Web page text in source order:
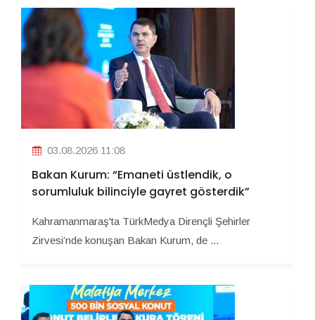
03.08.2026 11:08
Bakan Kurum: “Emaneti üstlendik, o
sorumluluk bilinciyle gayret gösterdik”
Kahramanmaraş'ta TürkMedya Dirençli Şehirler
Zirvesi’nde konuşan Bakan Kurum, de ...